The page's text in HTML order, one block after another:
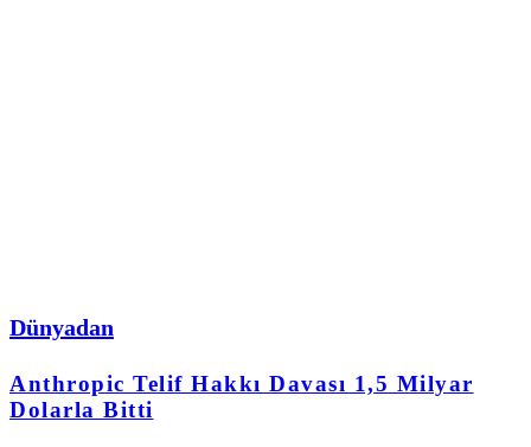
Dünyadan
Anthropic Telif Hakkı Davası 1,5 Milyar
Dolarla Bitti